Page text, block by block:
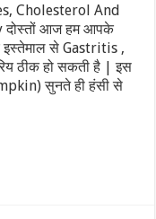
Cholesterol And
आज हम आपके
से Gastritis ,
ठीक हो सकती है | इस
सुनते ही हंसी से